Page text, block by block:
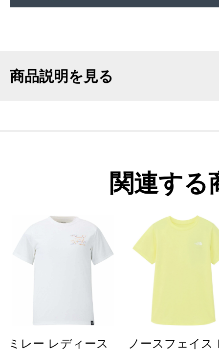
商品説明を見る
関連する
ミレー レディース ノースフェイス